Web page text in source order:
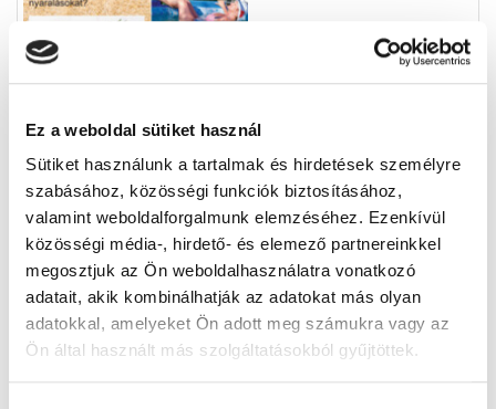
Ez a weboldal sütiket használ
Sütiket használunk a tartalmak és hirdetések személyre
szabásához, közösségi funkciók biztosításához,
valamint weboldalforgalmunk elemzéséhez. Ezenkívül
közösségi média-, hirdető- és elemező partnereinkkel
megosztjuk az Ön weboldalhasználatra vonatkozó
adatait, akik kombinálhatják az adatokat más olyan
adatokkal, amelyeket Ön adott meg számukra vagy az
Ön által használt más szolgáltatásokból gyűjtöttek.